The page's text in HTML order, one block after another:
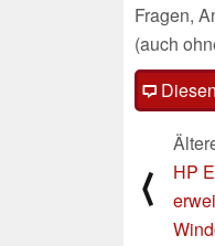
Fragen,
(auch
⟨
HP